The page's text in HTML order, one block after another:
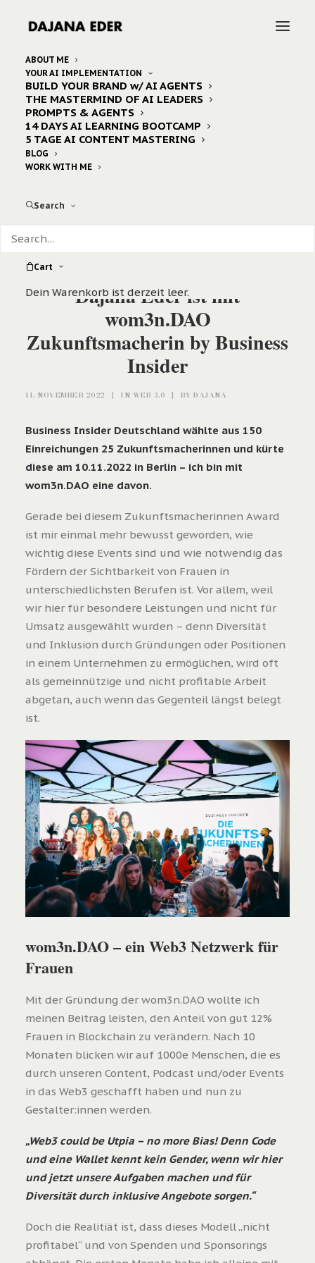
ABOUT ME
YOUR AI IMPLEMENTATION
BUILD YOUR BRAND w/ AI AGENTS
THE MASTERMIND OF AI LEADERS
PROMPTS & AGENTS
14 DAYS AI LEARNING BOOTCAMP
5 TAGE AI CONTENT MASTERING
BLOG
WORK WITH ME
Search
Cart
Dein Warenkorb ist derzeit leer.
Dajana Eder ist mit
wom3n.DAO
Zukunftsmacherin by Business
Insider
11. NOVEMBER 2022 | IN WEB 3.0 | BY DAJANA
Business Insider Deutschland wählte aus 150
Einreichungen 25 Zukunftsmacherinnen und kürte
diese am 10.11.2022 in Berlin – ich bin mit
wom3n.DAO eine davon.
Gerade bei diesem Zukunftsmacherinnen Award
ist mir einmal mehr bewusst geworden, wie
wichtig diese Events sind und wie notwendig das
Fördern der Sichtbarkeit von Frauen in
unterschiedlichsten Berufen ist. Vor allem, weil
wir hier für besondere Leistungen und nicht für
Umsatz ausgewählt wurden – denn Diversität
und Inklusion durch Gründungen oder Positionen
in einem Unternehmen zu ermöglichen, wird oft
als gemeinnützige und nicht profitable Arbeit
abgetan, auch wenn das Gegenteil längst belegt
ist.
wom3n.DAO – ein Web3 Netzwerk für
Frauen
Mit der Gründung der wom3n.DAO wollte ich
meinen Beitrag leisten, den Anteil von gut 12%
Frauen in Blockchain zu verändern. Nach 10
Monaten blicken wir auf 1000e Menschen, die es
durch unseren Content, Podcast und/oder Events
in das Web3 geschafft haben und nun zu
Gestalter:innen werden.
„Web3 could be Utpia – no more Bias! Denn Code
und eine Wallet kennt kein Gender, wenn wir hier
und jetzt unsere Aufgaben machen und für
Diversität durch inklusive Angebote sorgen.“
Doch die Realitiät ist, dass dieses Modell „nicht
profitabel“ und von Spenden und Sponsorings